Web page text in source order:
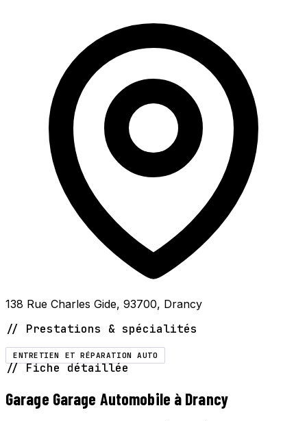
138 Rue Charles Gide, 93700, Drancy
// Prestations & spécialités
ENTRETIEN ET RÉPARATION AUTO
// Fiche détaillée
Garage Garage Automobile à Drancy